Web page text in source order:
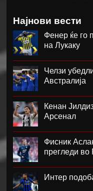
Најнови вести
Фенер ќе го
на Лукаку
Челзи
Австралија
Кенан
Арсенал
Фисник
прегледи во
Интер